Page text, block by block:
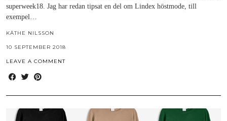
superweek18. Jag har redan tipsat en del om Lindex höstmode, till
exempel…
KÄTHE NILSSON
10 SEPTEMBER 2018
LEAVE A COMMENT